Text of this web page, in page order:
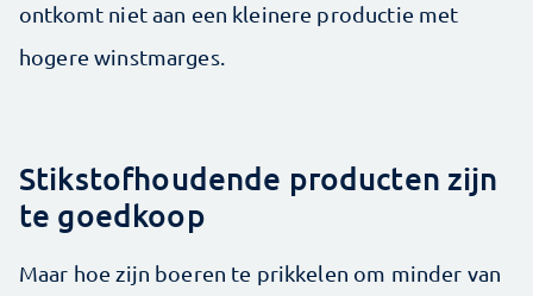
ontkomt niet aan een kleinere productie met
hogere winstmarges.
Stikstofhoudende producten zijn
te goedkoop
Maar hoe zijn boeren te prikkelen om minder van